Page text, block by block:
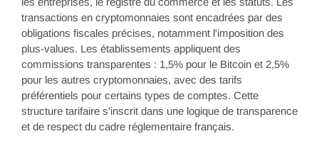
transactions en cryptomonnaies sont encadrées par des
obligations fiscales précises, notamment l'imposition des
plus-values. Les établissements appliquent des
commissions transparentes : 1,5% pour le Bitcoin et 2,5%
pour les autres cryptomonnaies, avec des tarifs
préférentiels pour certains types de comptes. Cette
structure tarifaire s'inscrit dans une logique de transparence
et de respect du cadre réglementaire français.